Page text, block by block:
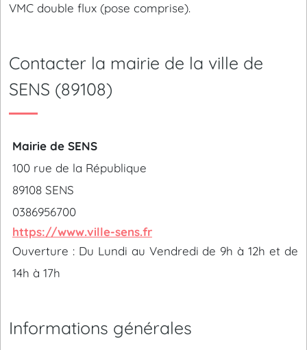
VMC double flux (pose comprise).
Contacter la mairie de la ville de
SENS (89108)
Mairie de SENS
100 rue de la République
89108 SENS
0386956700
https://www.ville-sens.fr
Ouverture : Du Lundi au Vendredi de 9h à 12h et de
14h à 17h
Informations générales